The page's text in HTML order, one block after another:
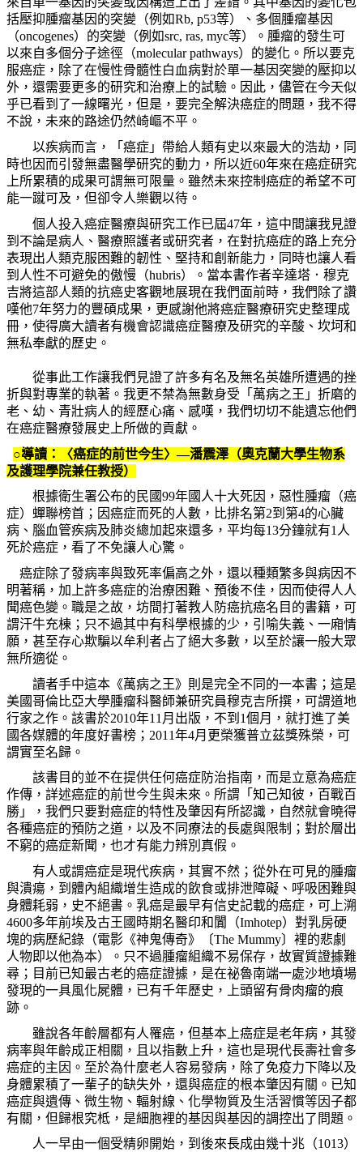
括壓抑腫瘤基因的突變（例如Rb, p53等）、多個腫瘤基因
（oncogenes）的突變（例如src, ras, myc等）。腫瘤的發生可
以來自多個分子途徑（molecular pathways）的變化。所以要克
服癌症，除了在慢性骨髓性白血病對於單一基因突變的壓抑以
外，還需要更多的研究和治療上的試驗。因此，儘管在今天似
乎已看到了一線曙光，但是，要完全解決癌症的問題，我不得
不說，未來的路途仍然崎嶇不平。
以疾病而言，「癌症」帶給人類有史以來最大的浩劫，同
時也因而引發無盡醫學研究的動力，所以近60年來在癌症研究
上所累積的成果可謂無可限量。雖然未來控制癌症的希望不可
能一蹴可及，但卻令人樂觀以待。
個人投入癌症醫療與研究工作已屆47年，這中間讓我見證
到不論是病人、醫療照護者或研究者，在對抗癌症的路上充分
表現出人類克服困難的韌性、堅持和創新能力，同時也讓人看
到人性不可避免的傲慢（hubris）。當本書作者辛達塔．穆克
吉將這部人類的抗癌史客觀地展現在我們面前時，我們除了讚
嘆他7年努力的豐碩成果，更感謝他將癌症醫療研究史整理成
冊，使得廣大讀者有機會認識癌症醫療及研究的辛酸、坎坷和
無私奉獻的歷史。
從事此工作讓我們見證了許多有名及無名英雄所遭遇的挫
折與對專業的執著。我更不禁為無數身受「萬病之王」折磨的
老、幼、青壯病人的經歷心痛、感嘆，我們切切不能遺忘他們
在癌症醫療發展史上所做的貢獻。
○導讀：〈癌症的前世今生〉—潘震澤（奧克蘭大學生物系
及護理學院兼任教授）
根據衛生署公布的民國99年國人十大死因，惡性腫瘤（癌
症）蟬聯榜首；因癌症而死的人數，比排名第2到第4的心臟
病、腦血管疾病及肺炎總加起來還多，平均每13分鐘就有1人
死於癌症，看了不免讓人心驚。
癌症除了發病率與致死率偏高之外，還以種類繁多與病因不
明著稱，加上許多癌症的治療困難、預後不佳，因而使得人人
聞癌色變。職是之故，坊間打著教人防癌抗癌名目的書籍，可
謂汗牛充棟；只不過其中有科學根據的少，引喻失義、一廂情
願，甚至存心欺騙以牟利者占了絕大多數，以至於讓一般大眾
無所適從。
讀者手中這本《萬病之王》則是完全不同的一本書；這是
美國哥倫比亞大學腫瘤科醫師兼研究員穆克吉所撰，可謂道地
行家之作。該書於2010年11 月出版，不到 1個月，就打進了美
國各媒體的年度好書榜； 2011年4月更榮獲普立茲獎殊榮，可
謂實至名歸。
該書目的並不在提供任何癌症防治指南，而是立意為癌症
作傳，詳述癌症的前世今生與未來。所謂「知己知彼，百戰百
勝」，我們只要對癌症的特性及肇因有所認識，自然就會曉得
各種癌症的預防之道，以及不同療法的長處與限制；對於層出
不窮的癌症新聞，也才有能力辨別真假。
有人或謂癌症是現代疾病，其實不然；從外在可見的腫瘤
與潰瘍，到體內組織增生造成的飲食或排泄障礙、呼吸困難與
身體耗弱，史不絕書。乳癌是最早有信史記載的癌症，可上溯
4600多年前埃及古王國時期名醫印和闐（Imhotep）對乳房硬
塊的病歷紀錄（電影《神鬼傳奇》〔The Mummy〕裡的悲劇
人物即以他為本）。只不過腫瘤組織不易保存，故實質證據難
尋；目前已知最古老的癌症證據，是在祕魯南端一處沙地墳場
發現的一具風化屍體，已有千年歷史，上頭留有骨肉瘤的痕
跡。
雖說各年齡層都有人罹癌，但基本上癌症是老年病，其發
病率與年齡成正相關，且以指數上升，這也是現代長壽社會多
癌症的主因。至於為什麼老人容易發病，除了免疫力下降以及
身體累積了一輩子的缺失外，還與癌症的根本肇因有關。已知
癌症與遺傳、微生物、輻射線、化學物質及生活習慣等因子都
有關，但歸根究柢，是細胞裡的基因與基因的調控出了問題。
人一早由一個受精卵開始，到後來長成由幾十兆（1013）